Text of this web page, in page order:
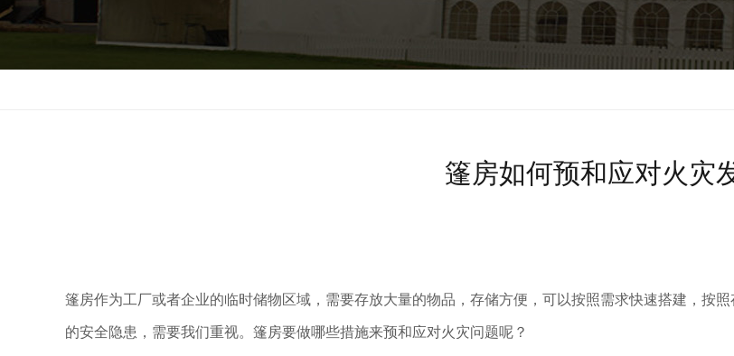
大棚租用>帐篷出租
篷房如何预和应对火灾
篷房作为工厂或者企业的临时储物区域，需要存放大量的物品，存储方便，可以按照需求快速搭建，按
的安全隐患，需要我们重视。篷房要做哪些措施来预和应对火灾问题呢？